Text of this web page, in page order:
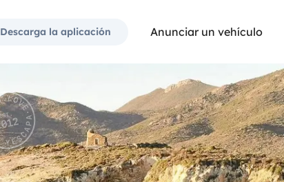
Descarga la aplicación Anunciar un vehículo